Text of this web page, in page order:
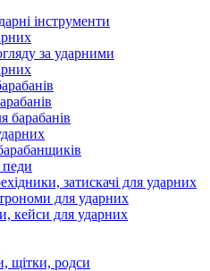
інструменти
за ударними
барабанів
педи
затискачі для ударних
для ударних
кейси для ударних
щітки, родси